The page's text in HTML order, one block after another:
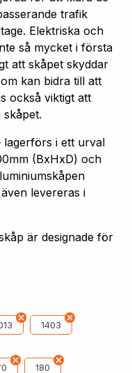
trafik
Elektriska och
så mycket i första
att skåpet skyddar
kan bidra till att
också viktigt att
lagerförs i ett urval
(BxHxD) och
levereras i
är designade för
1403
180